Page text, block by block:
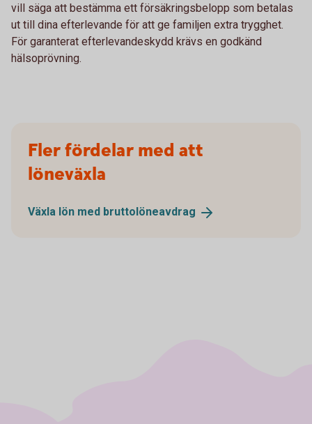
vill säga att bestämma ett försäkringsbelopp som betalas
ut till dina efterlevande för att ge familjen extra trygghet.
För garanterat efterlevandeskydd krävs en godkänd
hälsoprövning.
Fler fördelar med att
löneväxla
Växla lön med bruttolöneavdrag